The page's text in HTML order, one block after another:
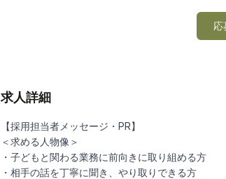
応
求人詳細
【採用担当者メッセージ・PR】
＜求める人物像＞
・子どもと関わる業務に前向きに取り組める方
・相手の話を丁寧に聞き、やり取りできる方